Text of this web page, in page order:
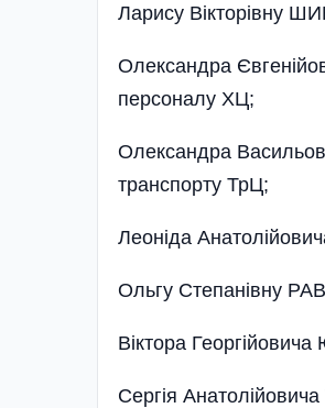
Ларису Вікторівну
Олександра
персоналу ХЦ;
Олександра
транспорту ТрЦ;
Леоніда
Ольгу Степанівну
Віктора
Сергія